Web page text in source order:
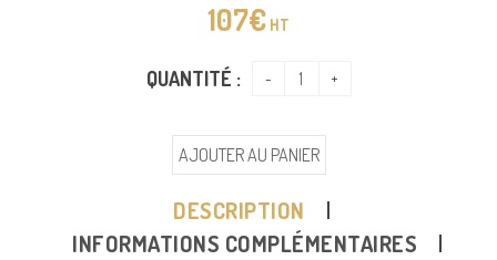
107€ HT
QUANTITÉ :
AJOUTER AU PANIER
DESCRIPTION
INFORMATIONS COMPLÉMENTAIRES